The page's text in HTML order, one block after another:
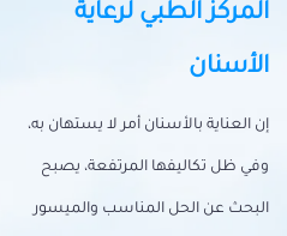
المركز الطبي لرعاية
الأسنان
إن العناية بالأسنان أمر لا يستهان به،
وفي ظل تكاليفها المرتفعة، يصبح
البحث عن الحل المناسب والميسور